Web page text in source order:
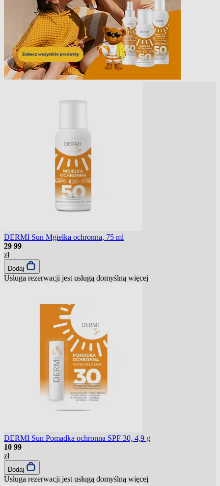
DERMI Sun Mgiełka ochronna, 75 ml
29 99
zł
Dodaj
Usługa rezerwacji jest usługą domyślną więcej
DERMI Sun Pomadka ochronna SPF 30, 4,9 g
10 99
zł
Dodaj
Usługa rezerwacji jest usługą domyślną więcej